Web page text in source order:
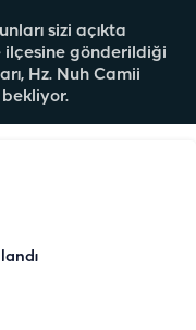
sizi açıkta
ilçesine gönderildiği
Hz. Nuh Camii